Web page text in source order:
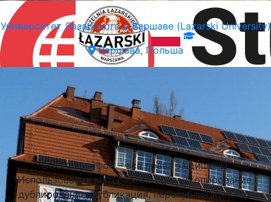
Университет Лазарского в Варшаве (Lazarski University)
Варшава, Польша
Подобрать университет
ООО Стадифой – все права защищены.
Использование материалов сайта (копирование,
дублирование, публикация, перепубликация или